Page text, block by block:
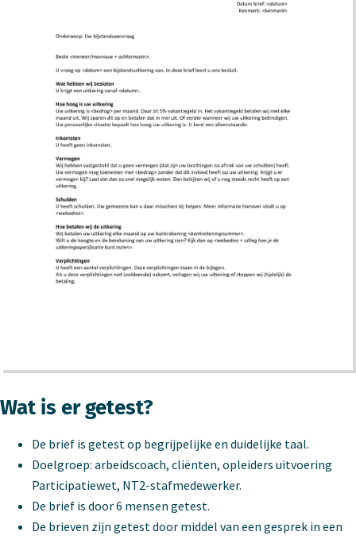
Wat is er getest?
De brief is getest op begrijpelijke en duidelijke taal.
Doelgroep: arbeidscoach, cliënten, opleiders uitvoering
Participatiewet, NT2-stafmedewerker.
De brief is door 6 mensen getest.
De brieven zijn getest door middel van een gesprek in een